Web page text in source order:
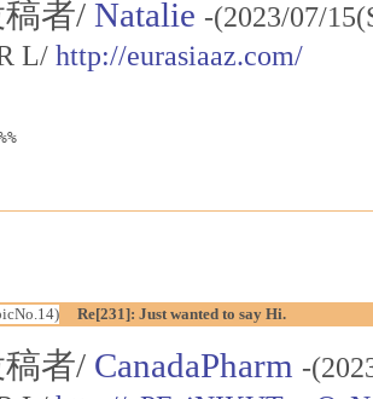
者/ Natalie -(2023/07/
L/ http://eurasiaaz.com/
Re[231]: Just wanted to say Hi.
者/ CanadaPharm -